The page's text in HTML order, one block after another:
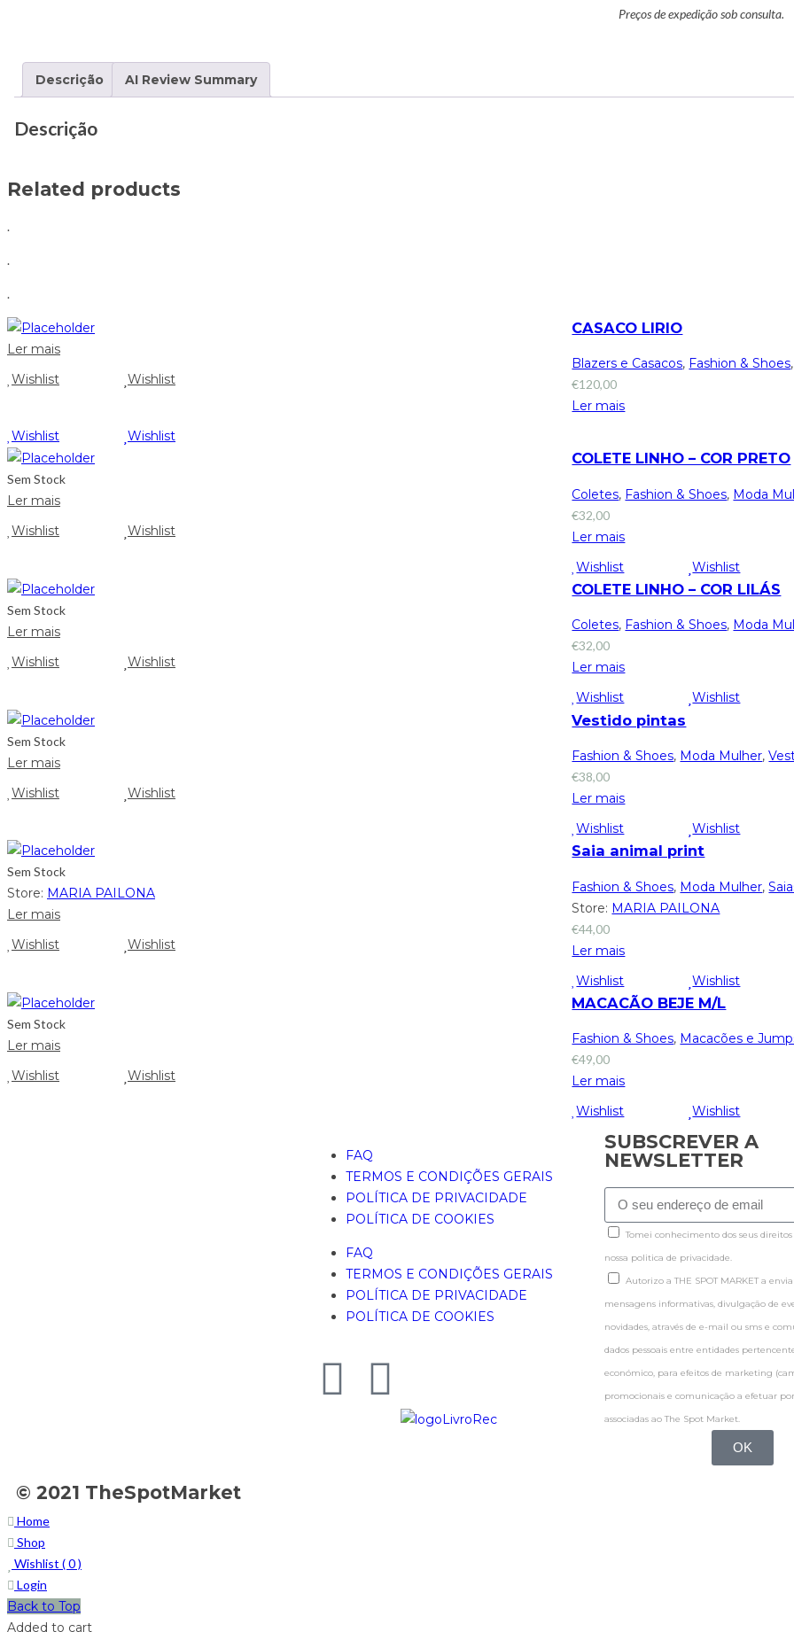
Preços de expedição sob consulta.
Descrição AI Review Summary
Descrição
Related products
.
.
.
Ler mais
Wishlist
Wishlist
CASACO LIRIO
Blazers e Casacos, Fashion & Shoes,
€120,00
Ler mais
Wishlist
Wishlist
Sem Stock
Ler mais
Wishlist
Wishlist
COLETE LINHO – COR PRETO
Coletes, Fashion & Shoes, Moda
€32,00
Ler mais
Wishlist
Wishlist
Sem Stock
Ler mais
Wishlist
Wishlist
COLETE LINHO – COR LILÁS
Coletes, Fashion & Shoes, Moda
€32,00
Ler mais
Wishlist
Wishlist
Sem Stock
Ler mais
Wishlist
Wishlist
Vestido pintas
Fashion & Shoes, Moda Mulher,
€38,00
Ler mais
Wishlist
Wishlist
Sem Stock
Store: MARIA PAILONA
Ler mais
Wishlist
Wishlist
Saia animal print
Fashion & Shoes, Moda Mulher,
Store: MARIA PAILONA
€44,00
Ler mais
Wishlist
Wishlist
Sem Stock
Ler mais
Wishlist
Wishlist
MACACÃO BEJE M/L
Fashion & Shoes, Macacões e
€49,00
Ler mais
Wishlist
Wishlist
FAQ
TERMOS E CONDIÇÕES GERAIS
POLÍTICA DE PRIVACIDADE
POLÍTICA DE COOKIES
FAQ
TERMOS E CONDIÇÕES GERAIS
POLÍTICA DE PRIVACIDADE
POLÍTICA DE COOKIES
SUBSCREVER A
NEWSLETTER
Tomei conhecimento dos seus
nossa politica de privacidade.
Autorizo a THE SPOT MARKET a
mensagens informativas, divulgação de
novidades, através de e-mail ou sms e
dados pessoais entre entidades
económico, para efeitos de marketing
promocionais e comunicação a efetuar
associadas ao The Spot Market.
OK
© 2021 TheSpotMarket
Home
Shop
Wishlist (0)
Login
Back to Top
Added to cart